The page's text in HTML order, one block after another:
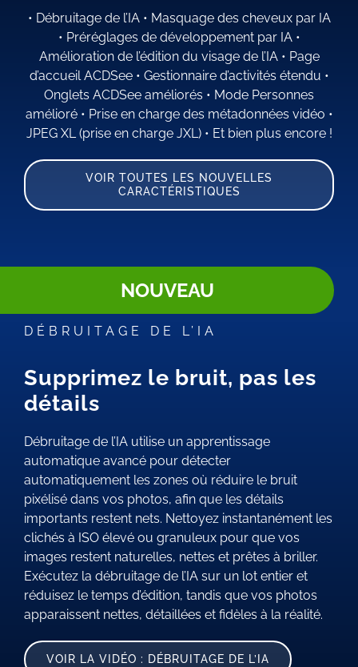
• Débruitage de l’IA• Masquage des cheveux par IA
• Préréglages de développement par IA•
Amélioration de l’édition du visage de l’IA• Page
d’accueil ACDSee• Gestionnaire d’activités étendu •
Onglets ACDSee améliorés • Mode Personnes
amélioré• Prise en charge des métadonnées vidéo •
JPEG XL (prise en charge JXL)• Et bien plus encore !
VOIR TOUTES LES NOUVELLES
CARACTÉRISTIQUES
NOUVEAU
DÉBRUITAGE DE L’IA
Supprimez le bruit, pas les
détails
Débruitage de l’IA utilise un apprentissage
automatique avancé pour détecter
automatiquement les zones où réduire le bruit
pixélisé dans vos photos, afin que les détails
importants restent nets. Nettoyez instantanément les
clichés à ISO élevé ou granuleux pour que vos
images restent naturelles, nettes et prêtes à briller.
Exécutez la débruitage de l’IA sur un lot entier et
réduisez le temps d’édition, tandis que vos photos
apparaissent nettes, détaillées et fidèles à la réalité.
VOIR LA VIDÉO : DÉBRUITAGE DE L’IA